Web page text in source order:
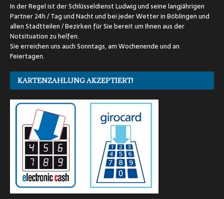
In der Regel ist der Schlüsseldienst Ludwig und seine langjährigen
Partner 24h / Tag und Nacht und bei jeder Wetter in Böblingen und
allen Stadtteilen / Bezirken für Sie bereit um Ihnen aus der
Notsituation zu helfen.
Sie erreichen uns auch Sonntags, am Wochenende und an
Feiertagen.
KARTENZAHLUNG AKZEPTIERT!